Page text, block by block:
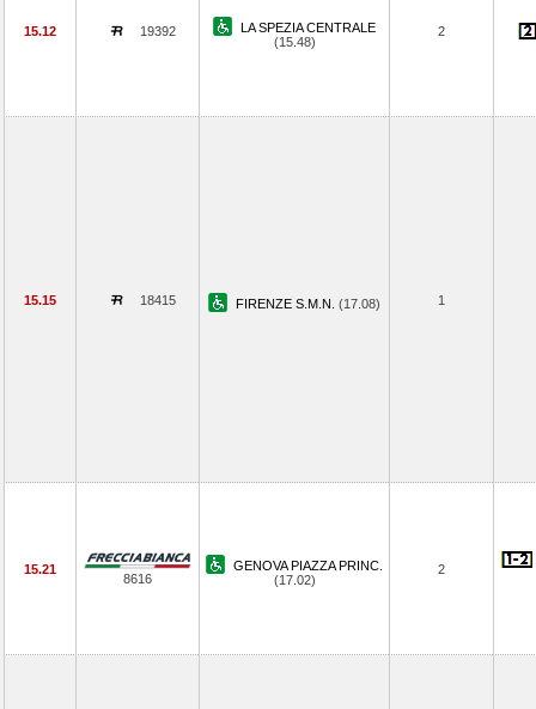
15.12 19392
LA SPEZIA CENTRALE
(15.48)
2
15.15 18415 FIRENZE S.M.N. (17.08) 1
15.21
8616
GENOVA PIAZZA PRINC.
(17.02)
2